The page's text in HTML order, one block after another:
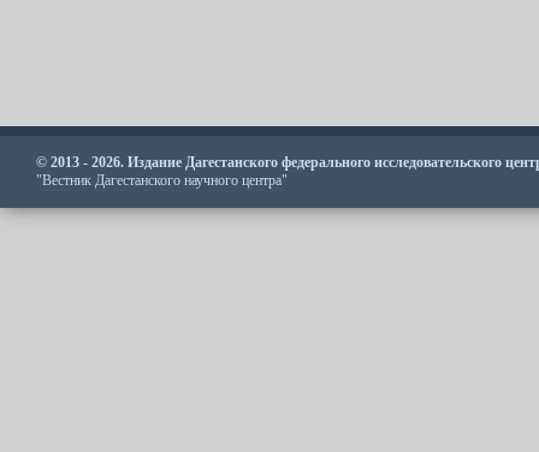
© 2013 - 2026. Издание Дагестанского федерального исследовательского
"Вестник Дагестанского научного центра"